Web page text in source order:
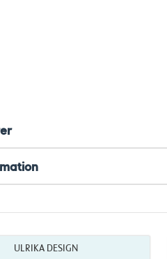
ULRIKA DESIGN